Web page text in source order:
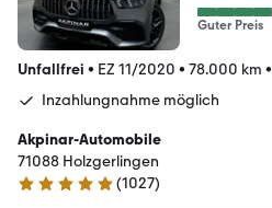
Guter Preis
Unfallfrei • EZ 11/2020 • 78.000 km •
Inzahlungnahme möglich
Akpinar-Automobile
71088 Holzgerlingen
4.9 Sterne
(1027)